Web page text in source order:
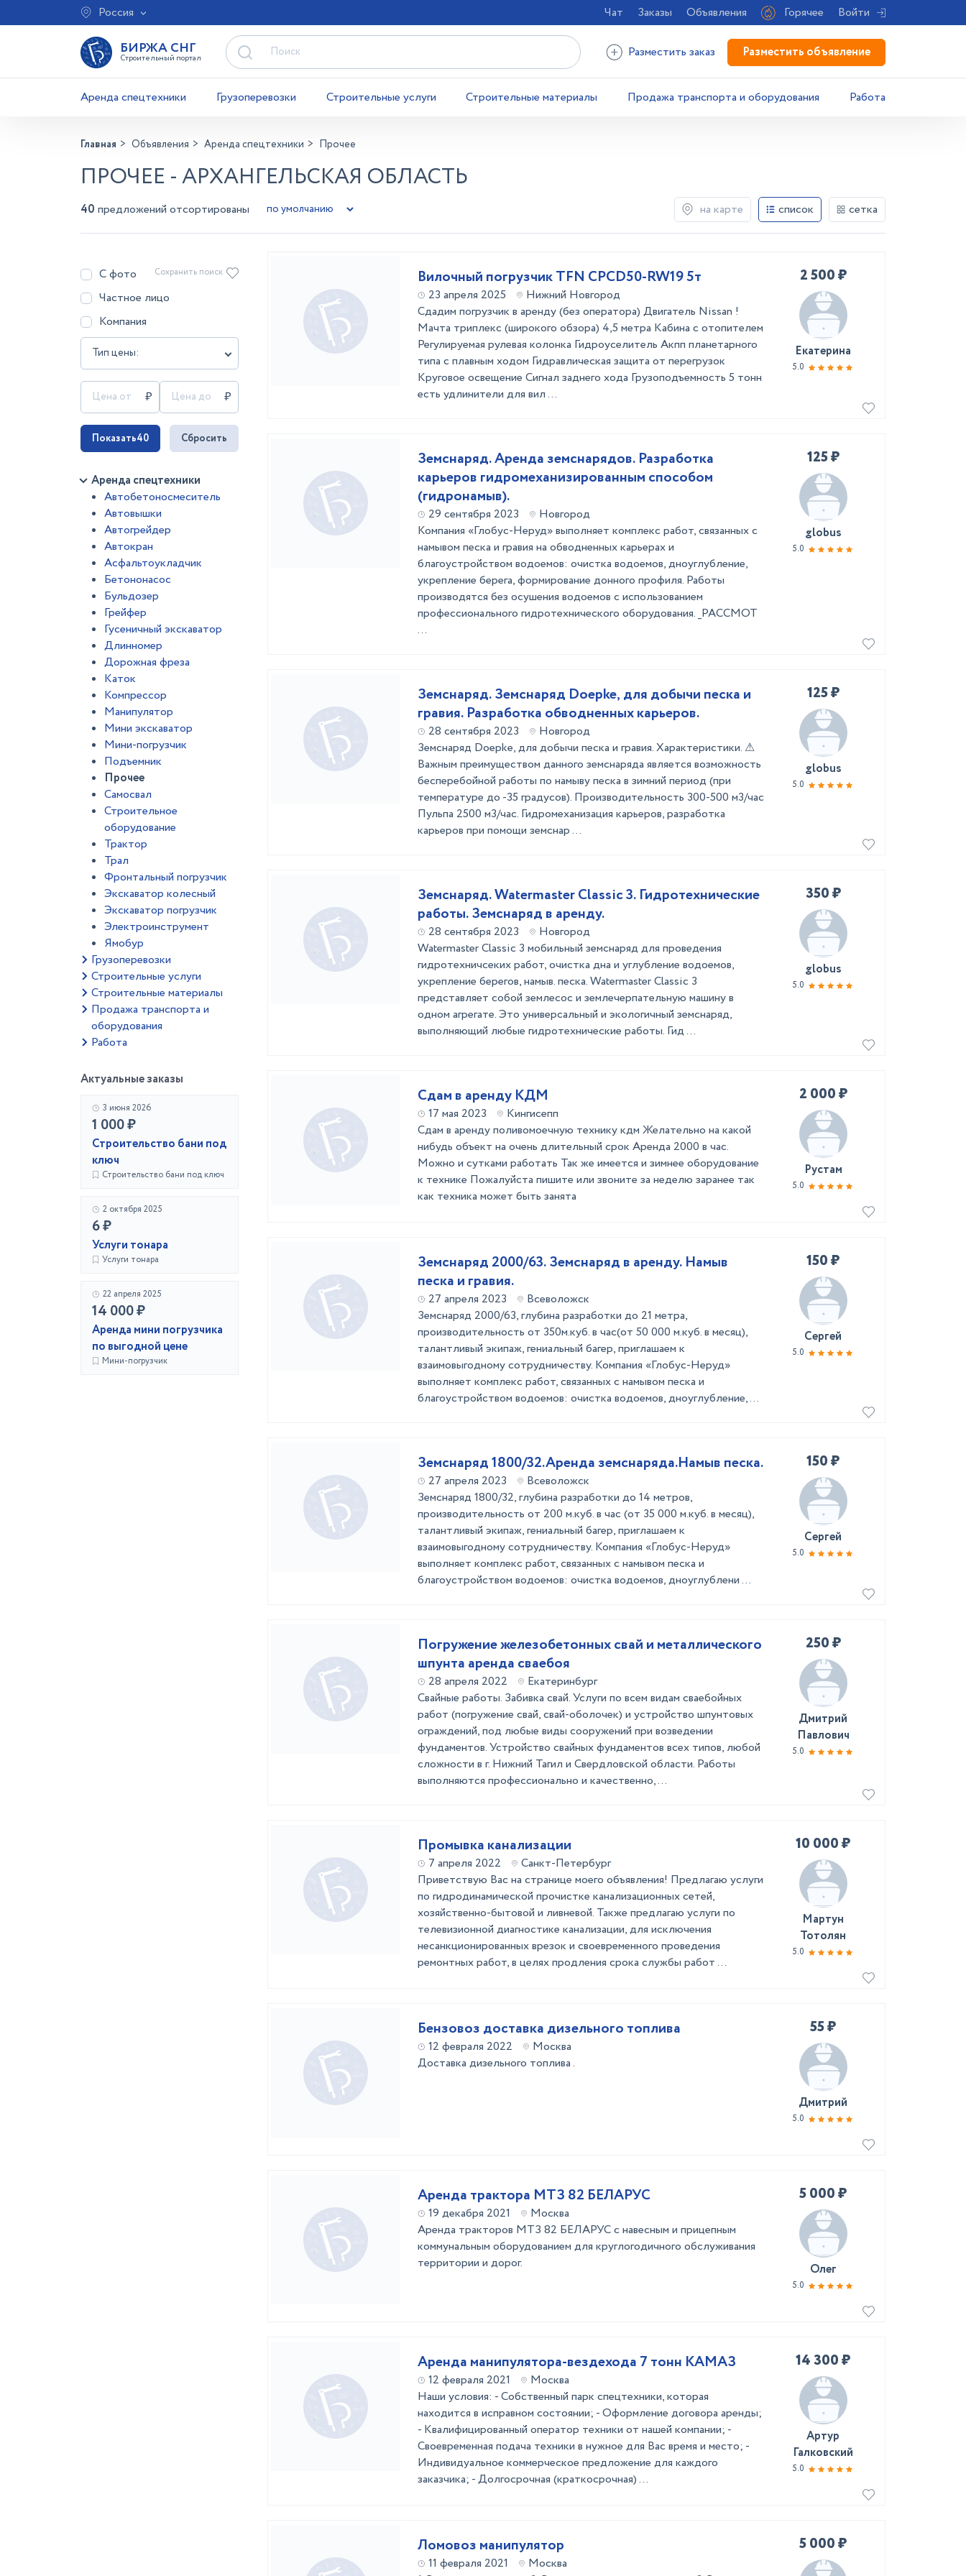
Россия Чат Заказы Объявления Горячее Войти
БИРЖА СНГ
Строительный портал Разместить заказ Разместить объявление
Аренда спецтехники Грузоперевозки Строительные услуги Строительные материалы Продажа транспорта и оборудования Работа
Главная Объявления Аренда спецтехники Прочее
ПРОЧЕЕ - АРХАНГЕЛЬСКАЯ ОБЛАСТЬ
40 предложений отсортированы на карте список сетка
С фото
Частное лицо
Компания
Тип цены:
Сохранить поиск
Показать40 Сбросить
Аренда спецтехники
Автобетоносмеситель
Автовышки
Автогрейдер
Автокран
Асфальтоукладчик
Бетононасос
Бульдозер
Грейфер
Гусеничный экскаватор
Длинномер
Дорожная фреза
Каток
Компрессор
Манипулятор
Мини экскаватор
Мини-погрузчик
Подъемник
Прочее
Самосвал
Строительное
оборудование
Трактор
Трал
Фронтальный погрузчик
Экскаватор колесный
Экскаватор погрузчик
Электроинструмент
Ямобур
Грузоперевозки
Строительные услуги
Строительные материалы
Продажа транспорта и
оборудования
Работа
Актуальные заказы
3 июня 2026
1 000 ₽
Строительство бани под
ключ
Строительство бани под ключ
2 октября 2025
6 ₽
Услуги тонара
Услуги тонара
22 апреля 2025
14 000 ₽
Аренда мини погрузчика
по выгодной цене
Мини-погрузчик
Вилочный погрузчик TFN CPCD50-RW19 5т
23 апреля 2025
Нижний Новгород
Сдадим погрузчик в аренду (без оператора) Двигатель Nissan !
Мачта триплекс (широкого обзора) 4,5 метра Кабина с отопителем
Регулируемая рулевая колонка Гидроуселитель Акпп планетарного
типа с плавным ходом Гидравлическая защита от перегрузок
Круговое освещение Сигнал заднего хода Грузоподъемность 5 тонн
есть удлинители для вил ...
2 500 ₽
Екатерина
5.0
Земснаряд. Аренда земснарядов. Разработка
карьеров гидромеханизированным способом
(гидронамыв).
29 сентября 2023
Новгород
Компания «Глобус-Неруд» выполняет комплекс работ, связанных с
намывом песка и гравия на обводненных карьерах и
благоустройством водоемов: очистка водоемов, дноуглубление,
укрепление берега, формирование донного профиля. Работы
производятся без осушения водоемов с использованием
профессионального гидротехнического оборудования. _РАССМОТ
...
125 ₽
globus
5.0
Земснаряд. Земснаряд Doepke, для добычи песка и
гравия. Разработка обводненных карьеров.
28 сентября 2023
Новгород
Земснаряд Doepke, для добычи песка и гравия. Характеристики. ⚠
Важным преимуществом данного земснаряда является возможность
бесперебойной работы по намыву песка в зимний период (при
температуре до -35 градусов). Производительность 300-500 м3/час
Пульпа 2500 м3/час. Гидромеханизация карьеров, разработка
карьеров при помощи земснар ...
125 ₽
globus
5.0
Земснаряд. Watermaster Classic 3. Гидротехнические
работы. Земснаряд в аренду.
28 сентября 2023
Новгород
Watermaster Classic 3 мобильный земснаряд для проведения
гидротехничсеких работ, очистка дна и углубление водоемов,
укрепление берегов, намыв. песка. Watermaster Classic 3
представляет собой землесос и землечерпательную машину в
одном агрегате. Это универсальный и экологичный земснаряд,
выполняющий любые гидротехнические работы. Гид ...
350 ₽
globus
5.0
Сдам в аренду КДМ
17 мая 2023
Кингисепп
Сдам в аренду поливомоечную технику кдм Желательно на какой
нибудь объект на очень длительный срок Аренда 2000 в час.
Можно и сутками работать Так же имеется и зимнее оборудование
к технике Пожалуйста пишите или звоните за неделю заранее так
как техника может быть занята
2 000 ₽
Рустам
5.0
Земснаряд 2000/63. Земснаряд в аренду. Намыв
песка и гравия.
27 апреля 2023
Всеволожск
Земснаряд 2000/63, глубина разработки до 21 метра,
производительность от 350м.куб. в час(от 50 000 м.куб. в месяц),
талантливый экипаж, гениальный багер, приглашаем к
взаимовыгодному сотрудничеству. Компания «Глобус-Неруд»
выполняет комплекс работ, связанных с намывом песка и
благоустройством водоемов: очистка водоемов, дноуглубление, ...
150 ₽
Сергей
5.0
Земснаряд 1800/32.Аренда земснаряда.Намыв песка.
27 апреля 2023
Всеволожск
Земснаряд 1800/32, глубина разработки до 14 метров,
производительность от 200 м.куб. в час (от 35 000 м.куб. в месяц),
талантливый экипаж, гениальный багер, приглашаем к
взаимовыгодному сотрудничеству. Компания «Глобус-Неруд»
выполняет комплекс работ, связанных с намывом песка и
благоустройством водоемов: очистка водоемов, дноуглублени ...
150 ₽
Сергей
5.0
Погружение железобетонных свай и металлического
шпунта аренда сваебоя
28 апреля 2022
Екатеринбург
Свайные работы. Забивка свай. Услуги по всем видам сваебойных
работ (погружение свай, свай-оболочек) и устройство шпунтовых
ограждений, под любые виды сооружений при возведении
фундаментов. Устройство свайных фундаментов всех типов, любой
сложности в г. Нижний Тагил и Свердловской области. Работы
выполняются профессионально и качественно, ...
250 ₽
Дмитрий
Павлович
5.0
Промывка канализации
7 апреля 2022
Санкт-Петербург
Приветствую Вас на странице моего объявления! Предлагаю услуги
по гидродинамической прочистке канализационных сетей,
хозяйственно-бытовой и ливневой. Также предлагаю услуги по
телевизионной диагностике канализации, для исключения
несанкционированных врезок и своевременного проведения
ремонтных работ, в целях продления срока службы работ ...
10 000 ₽
Мартун
Тотолян
5.0
Бензовоз доставка дизельного топлива
12 февраля 2022
Москва
Доставка дизельного топлива .
55 ₽
Дмитрий
5.0
Аренда трактора МТЗ 82 БЕЛАРУС
19 декабря 2021
Москва
Аренда тракторов МТЗ 82 БЕЛАРУС с навесным и прицепным
коммунальным оборудованием для круглогодичного обслуживания
территории и дорог.
5 000 ₽
Олег
5.0
Аренда манипулятора-вездехода 7 тонн КАМАЗ
12 февраля 2021
Москва
Наши условия: - Собственный парк спецтехники, которая
находится в исправном состоянии; - Оформление договора аренды;
- Квалифицированный оператор техники от нашей компании; -
Своевременная подача техники в нужное для Вас время и место; -
Индивидуальное коммерческое предложение для каждого
заказчика; - Долгосрочная (краткосрочная) ...
14 300 ₽
Артур
Галковский
5.0
Ломовоз манипулятор
11 февраля 2021
Москва
5 000 ₽